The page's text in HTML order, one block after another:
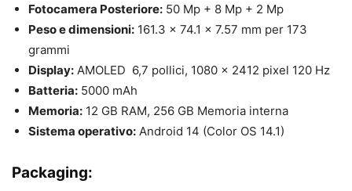
Fotocamera Posteriore: 50 Mp + 8 Mp + 2 Mp
Peso e dimensioni: 161.3 x 74.1 x 7.57 mm per 173
grammi
Display: AMOLED 6,7 pollici, 1080 x 2412 pixel 120 Hz
Batteria: 5000 mAh
Memoria: 12 GB RAM, 256 GB Memoria interna
Sistema operativo: Android 14 (Color OS 14.1)
Packaging: